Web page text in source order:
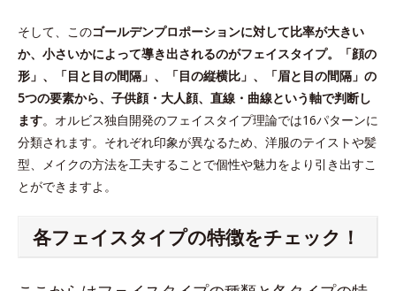
そして、このゴールデンプロポーションに対して比率が大きい
か、小さいかによって導き出されるのがフェイスタイプ。「顔の
形」、「目と目の間隔」、「目の縦横比」、「眉と目の間隔」の
5つの要素から、子供顔・大人顔、直線・曲線という軸で判断し
ます。オルビス独自開発のフェイスタイプ理論では16パターンに
分類されます。それぞれ印象が異なるため、洋服のテイストや髪
型、メイクの方法を工夫することで個性や魅力をより引き出すこ
とができますよ。
各フェイスタイプの特徴をチェック！